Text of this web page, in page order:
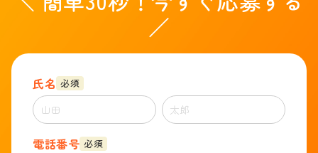
／
氏名 必須
電話番号 必須